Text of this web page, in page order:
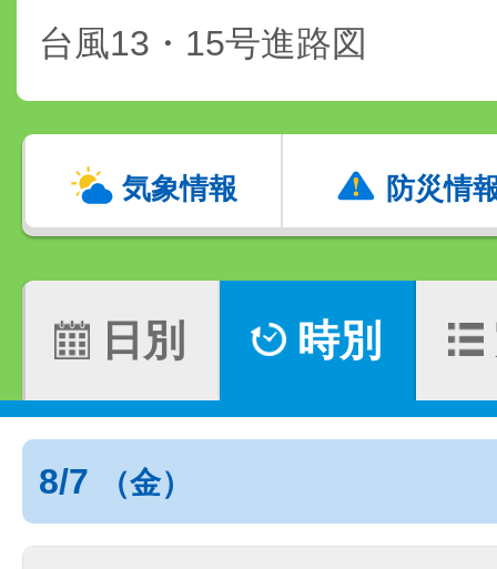
台風13・15号進路図
気象情報 防災情
日別 時別
8/7 （金）